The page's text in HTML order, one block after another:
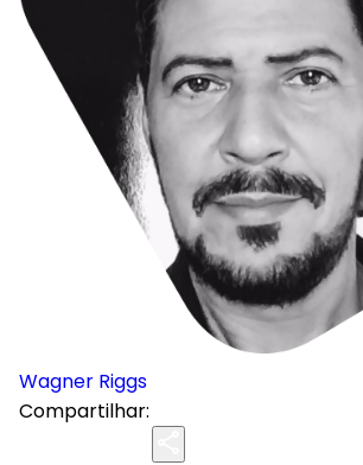
Wagner Riggs
Compartilhar: